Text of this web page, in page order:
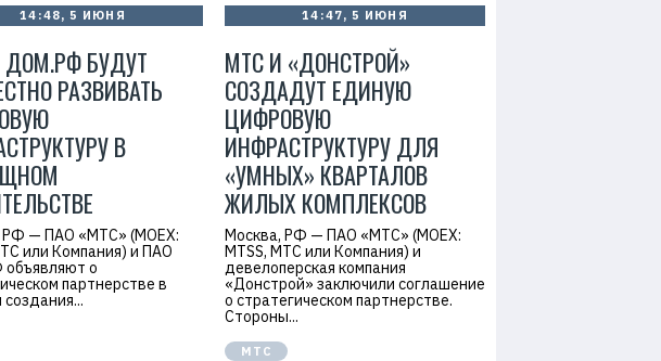
14:48, 5 ИЮНЯ
БУДУТ
РАЗВИВАТЬ
В
РФ — ПАО «МТС» (MOEX:
или Компания) и ПАО
о
партнерстве в
14:47, 5 ИЮНЯ
МТС И «ДОНСТРОЙ»
СОЗДАДУТ ЕДИНУЮ
ЦИФРОВУЮ
ИНФРАСТРУКТУРУ ДЛЯ
«УМНЫХ» КВАРТАЛОВ
ЖИЛЫХ КОМПЛЕКСОВ
Москва, РФ — ПАО «МТС» (MOEX:
MTSS, МТС или Компания) и
девелоперская компания
«Донстрой» заключили соглашение
о стратегическом партнерстве.
Стороны...
МТС